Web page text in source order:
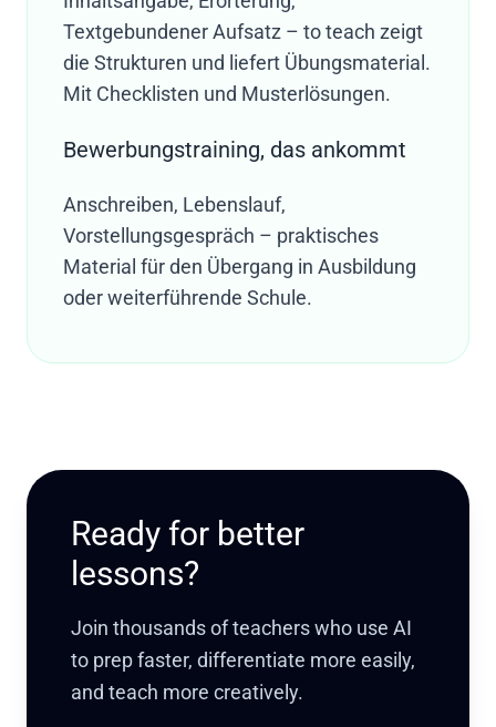
Textgebundener Aufsatz – to teach zeigt
die Strukturen und liefert Übungsmaterial.
Mit Checklisten und Musterlösungen.
Bewerbungstraining, das ankommt
Anschreiben, Lebenslauf,
Vorstellungsgespräch – praktisches
Material für den Übergang in Ausbildung
oder weiterführende Schule.
Ready for better
lessons?
Join thousands of teachers who use AI
to prep faster, differentiate more easily,
and teach more creatively.